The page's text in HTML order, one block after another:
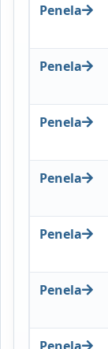
Penela
Penela
Penela
Penela
Penela
Penela